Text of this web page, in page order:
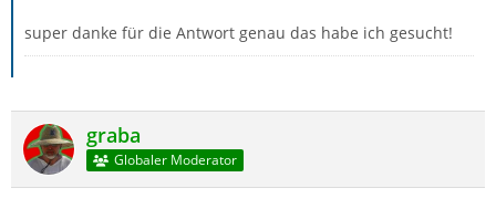
super danke für die Antwort genau das habe ich gesucht!
graba
Globaler Moderator